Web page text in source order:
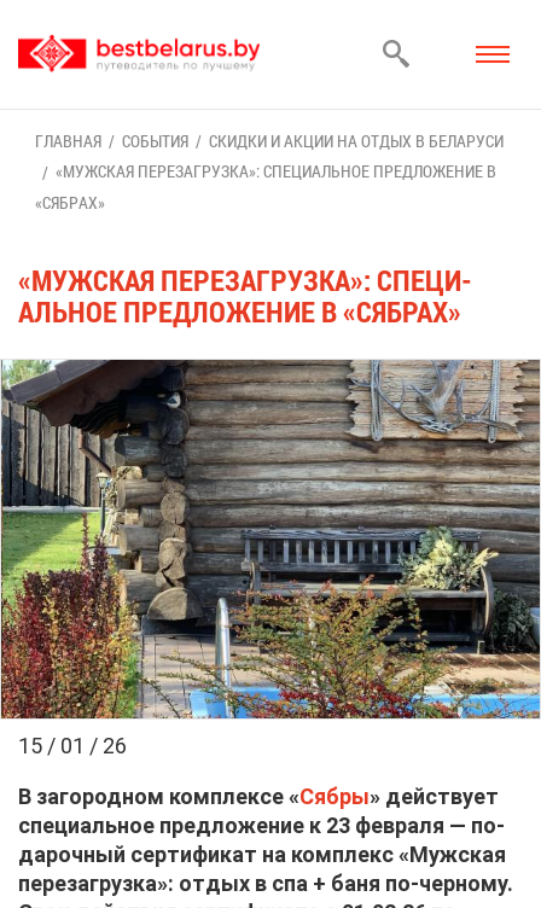
ГЛАВ­НАЯ СО­БЫ­ТИЯ
СКИД­КИ И АК­ЦИИ НА ОТ­ДЫХ В БЕ­ЛА­РУ­СИ
«МУЖ­СКАЯ ПЕ­РЕ­ЗА­ГРУЗ­КА»: СПЕ­ЦИ­АЛЬ­НОЕ ПРЕД­ЛО­ЖЕ­НИЕ В
«СЯБ­РАХ»
«МУЖ­СКАЯ ПЕ­РЕ­ЗА­ГРУЗ­КА»: СПЕ­ЦИ­
АЛЬ­НОЕ ПРЕД­ЛО­ЖЕ­НИЕ В «СЯБ­РАХ»
15 / 01 / 26
В за­го­род­ном ком­плек­се «Сяб­ры» дей­ству­ет
спе­ци­аль­ное пред­ло­же­ние к 23 фев­ра­ля — по­
да­роч­ный сер­ти­фи­кат на ком­плекс «Муж­ская
пе­ре­за­груз­ка»: от­дых в спа + ба­ня по-чер­но­му.